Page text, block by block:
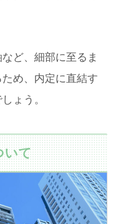
ど、細部に至るま
め、内定に直結す
ょう。
いて